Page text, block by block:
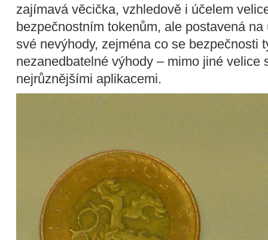
zajímavá věcička, vzhledově i účelem
bezpečnostním tokenům, ale postavená
své nevýhody, zejména co se bezpečnosti
nezanedbatelné výhody – mimo jiné velice
nejrůznějšími aplikacemi.